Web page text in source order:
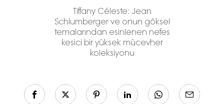
Tiffany Céleste: Jean
Schlumberger ve onun göksel
temalarından esinlenen nefes
kesici bir yüksek mücevher
koleksiyonu